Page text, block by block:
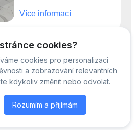
cookies?
cookies pro personalizaci
a zobrazování relevantních
kdykoliv změnit nebo odvolat.
Rozumím a přijímám
Více informací
- Všechna práva vyhrazena.
MyRepair.app